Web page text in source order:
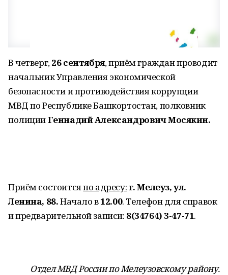
В четверг,26 сентября, приём граждан проводит
начальник Управления экономической
безопасности и противодействия коррупции
МВД по Республике Башкортостан, полковник
полицииГеннадий Александрович Мосякин.
Приём состоитсяпо адресу:г. Мелеуз, ул.
Ленина, 88.Начало в12.00. Телефон для справок
и предварительной записи: 8(34764) 3-47-71.
Отдел МВД России по Мелеузовскому району.